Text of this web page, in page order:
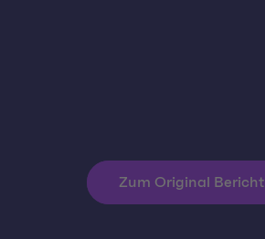
Zum Original Bericht